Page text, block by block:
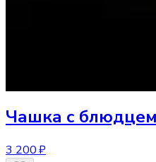
Чашка с
3 200 ₽